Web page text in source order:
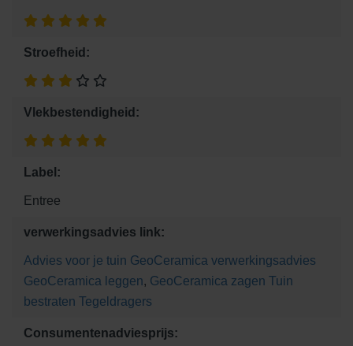
Stroefheid:
Vlekbestendigheid:
Label:
Entree
verwerkingsadvies link:
Advies voor je tuin GeoCeramica verwerkingsadvies
GeoCeramica leggen, GeoCeramica zagen Tuin
bestraten Tegeldragers
Consumentenadviesprijs: